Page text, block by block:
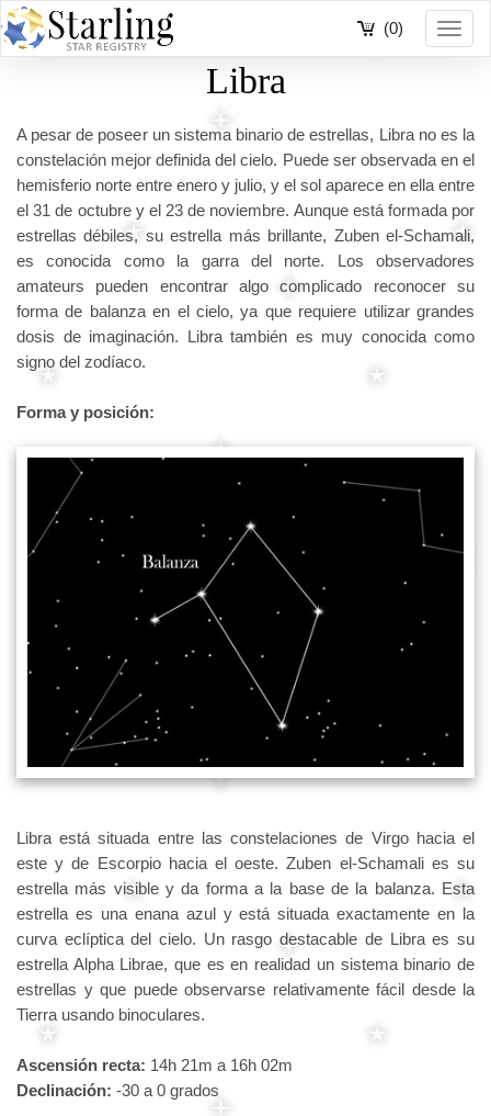
(0)
Libra
A pesar de poseer un sistema binario de estrellas, Libra no es la
constelación mejor definida del cielo. Puede ser observada en el
hemisferio norte entre enero y julio, y el sol aparece en ella entre
el 31 de octubre y el 23 de noviembre. Aunque está formada por
estrellas débiles, su estrella más brillante, Zuben el-Schamali,
es conocida como la garra del norte. Los observadores
amateurs pueden encontrar algo complicado reconocer su
forma de balanza en el cielo, ya que requiere utilizar grandes
dosis de imaginación. Libra también es muy conocida como
signo del zodíaco.
Forma y posición:
Libra está situada entre las constelaciones de Virgo hacia el
este y de Escorpio hacia el oeste. Zuben el-Schamali es su
estrella más visible y da forma a la base de la balanza. Esta
estrella es una enana azul y está situada exactamente en la
curva eclíptica del cielo. Un rasgo destacable de Libra es su
estrella Alpha Librae, que es en realidad un sistema binario de
estrellas y que puede observarse relativamente fácil desde la
Tierra usando binoculares.
Ascensión recta: 14h 21m a 16h 02m
Declinación: -30 a 0 grados